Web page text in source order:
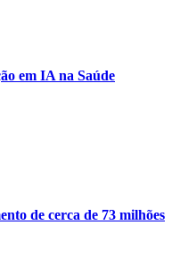
em IA na Saúde
de cerca de 73 milhões